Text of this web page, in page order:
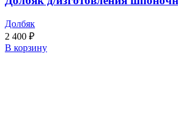
Долбяк
2 400 ₽
В корзину